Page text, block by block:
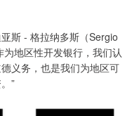
斯 - 格拉纳多斯（Sergio
地区性开发银行，我们认
义务，也是我们为地区可
”